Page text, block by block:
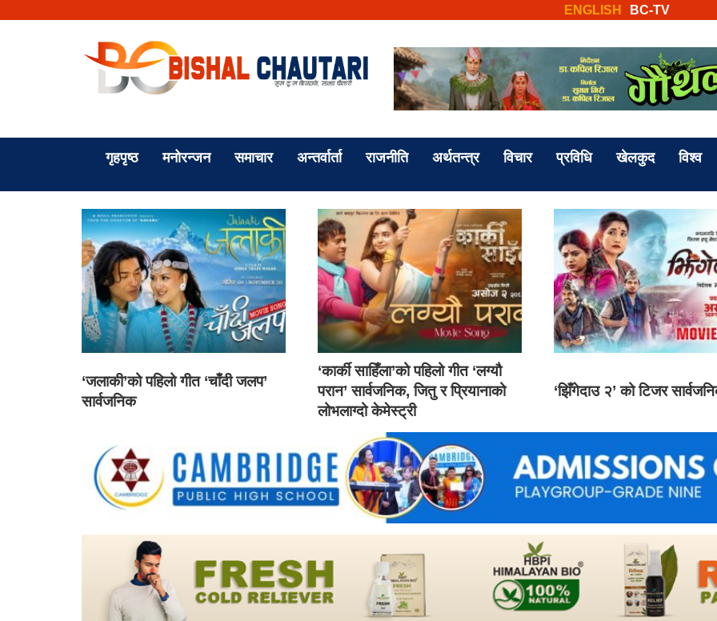
BC-TV
ENGLISH
गृहपृष्ठ मनोरन्जन समाचार अन्तर्वार्ता राजनीति अर्थतन्त्र विचार प्रविधि खेलकुद विश्व
‘जलाकी’को पहिलो गीत ‘चाँदी जलप’
सार्वजनिक
‘कार्की साहिँला’को पहिलो गीत ‘लग्यौ
परान’ सार्वजनिक, जितु र प्रियानाको
लोभलाग्दो केमेस्ट्री
‘झिँगेदाउ २’ को टिजर